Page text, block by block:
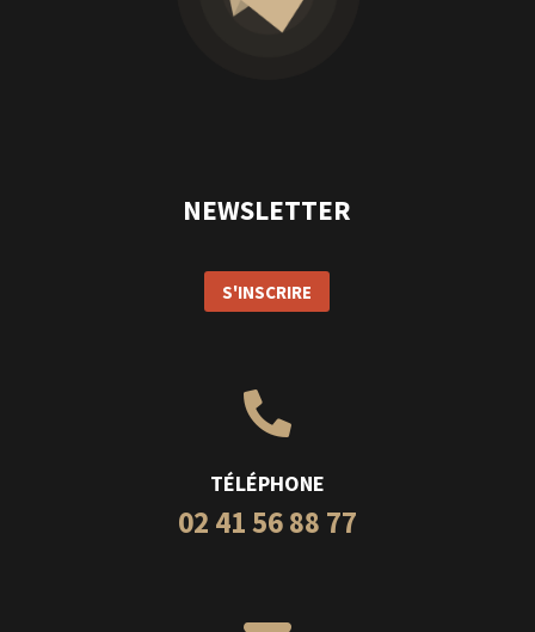
NEWSLETTER
S'INSCRIRE

TÉLÉPHONE
02 41 56 88 77